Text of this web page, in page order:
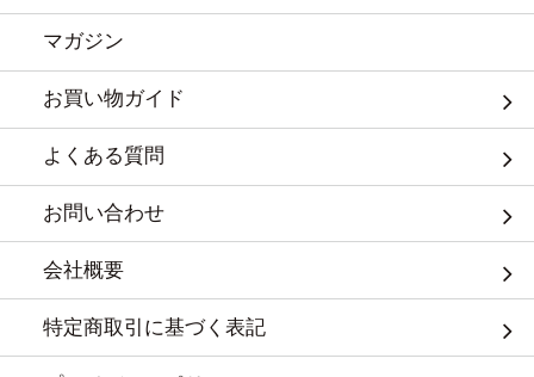
マガジン
お買い物ガイド
よくある質問
お問い合わせ
会社概要
特定商取引に基づく表記